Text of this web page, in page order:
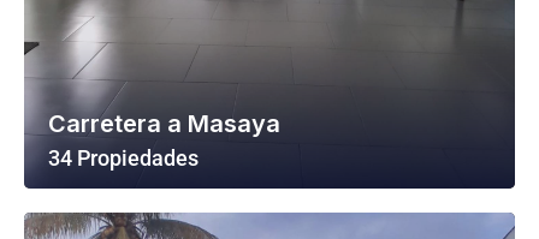
Carretera a Masaya
34 Propiedades
Ver Todas Las Propiedades